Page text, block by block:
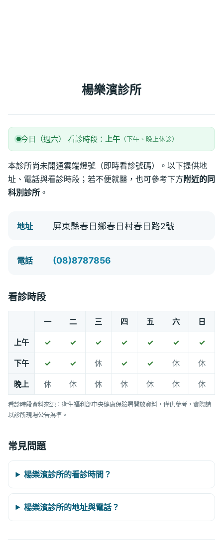
楊樂濱診所
今日（週六） 看診時段： 上午 （下午、晚上休診）
本診所尚未開通雲端燈號（即時看診號碼）。以下提供地
址、電話與看診時段；若不便就醫，也可參考下方 附近的同
科別診所 。
地址 屏東縣春日鄉春日村春日路2號
電話 (08)8787856
看診時段
一 二 三 四 五 六 日
上午 ✓ ✓ ✓ ✓ ✓ ✓ ✓
下午 ✓ ✓ 休 ✓ ✓ 休 休
晚上 休 休 休 休 休 休 休
看診時段資料來源：衛生福利部中央健康保險署開放資料，僅供參考，實際請
以診所現場公告為準。
常見問題
楊樂濱診所的看診時間？
楊樂濱診所的地址與電話？